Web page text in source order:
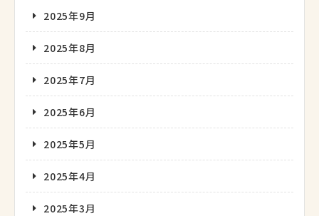
2025年9月
2025年8月
2025年7月
2025年6月
2025年5月
2025年4月
2025年3月